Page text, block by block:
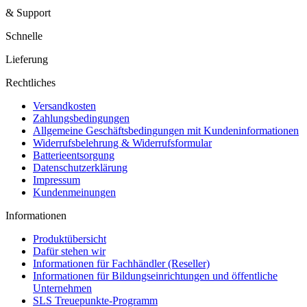
& Support
Schnelle
Lieferung
Rechtliches
Versandkosten
Zahlungsbedingungen
Allgemeine Geschäftsbedingungen mit Kundeninformationen
Widerrufsbelehrung & Widerrufsformular
Batterieentsorgung
Datenschutzerklärung
Impressum
Kundenmeinungen
Informationen
Produktübersicht
Dafür stehen wir
Informationen für Fachhändler (Reseller)
Informationen für Bildungseinrichtungen und öffentliche
Unternehmen
SLS Treuepunkte-Programm